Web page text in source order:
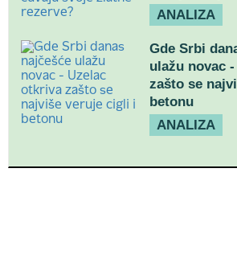
ANALIZA
Gde Srbi
ulažu novac
zašto se
betonu
ANALIZA